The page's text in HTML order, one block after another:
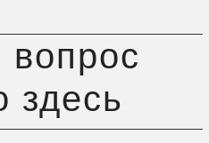
вопрос
здесь